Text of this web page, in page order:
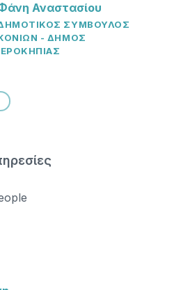
Αναστασίου
ΣΥΜΒΟΥΛΟΣ
- ΔΗΜΟΣ